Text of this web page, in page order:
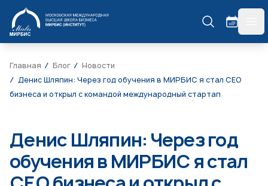
МИРБИС
Главная Блог
Новости
Денис Шляпин: Через год обучения в МИРБИС я стал СЕО
бизнеса и открыл с командой международный стартап
Денис Шляпин: Через год
обучения в МИРБИС я стал